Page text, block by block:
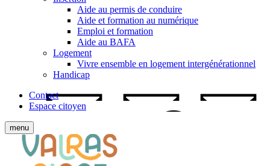
Aide au permis de conduire
Aide et formation au numérique
Emploi et formation
Aide au BAFA
Logement
Vivre ensemble en logement intergénérationnel
Handicap
Contact
Espace citoyen
Afficher
le
menu
mobile
menu